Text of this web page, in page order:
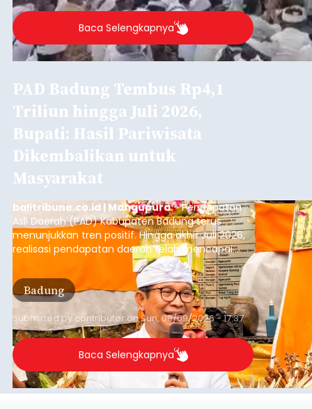
Baca Selengkapnya
PAD Badung Tembus Rp4,1
Triliun hingga Juli 2026,
Bupati: Hasil Pariwisata
Dikembalikan untuk
Masyarakat
balitribune.co.id | Mangupura- Pendapatan
Asli Daerah (PAD) Kabupaten Badung terus
menunjukkan tren positif. Hingga akhir Juli 2026,
realisasi pendapatan daerah telah mencapai
Rp4,1 triliun atau rata-rata sekitar Rp730 miliar
per bulan, meningkat signifikan dibandingkan
rata-rata penerimaan sebelumnya yang berkisar
Rp350 miliar hingga Rp400 miliar per bulan.
Badung
Submitted by contributor onSun, 08/09/2026 - 17:37
Baca Selengkapnya